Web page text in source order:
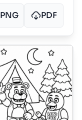
PNG PDF